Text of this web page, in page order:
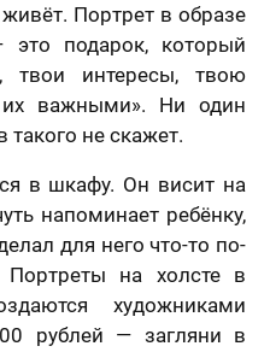
Портрет в образе
подарок, который
твои интересы, твою
важными». Ни один
не скажет.
в шкафу. Он висит на
напоминает ребёнку,
для него что-то по-
Портреты на холсте в
художниками
рублей — загляни в
с политикой
портрет», я даю свое
с Федеральным законом
ФЗ «О персональных
данныхи
персональных
Просто так, без
повода
отзыв
конфиденциальности
Публичной оферты